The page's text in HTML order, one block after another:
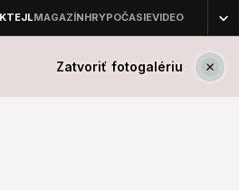
Zatvoriť fotogalériu